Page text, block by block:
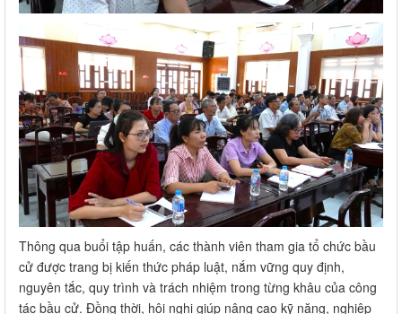
Thông qua buổi tập huấn, các thành viên tham gia tổ chức bầu
cử được trang bị kiến thức pháp luật, nắm vững quy định,
nguyên tắc, quy trình và trách nhiệm trong từng khâu của công
tác bầu cử. Đồng thời, hội nghị giúp nâng cao kỹ năng, nghiệp